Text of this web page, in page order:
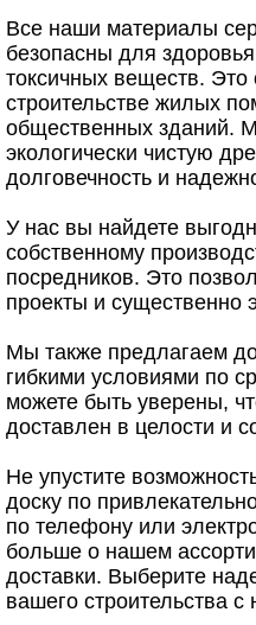
Все наши материалы
безопасны для
токсичных веществ.
строительстве жилых
общественных зданий.
экологически чистую
долговечность и
У нас вы найдете
собственному
посредников. Это
проекты и существенно
Мы также предлагаем
гибкими условиями по
можете быть уверены,
доставлен в целости и
Не упустите
доску по
по телефону или
больше о нашем
доставки. Выберите
вашего строительства с